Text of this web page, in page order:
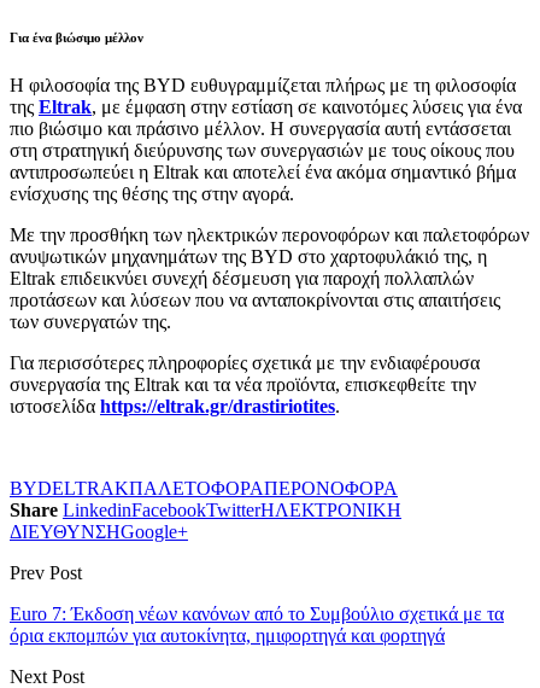
Για ένα βιώσιμο μέλλον
Η φιλοσοφία της BYD ευθυγραμμίζεται πλήρως με τη φιλοσοφία
της Eltrak, με έμφαση στην εστίαση σε καινοτόμες λύσεις για ένα
πιο βιώσιμο και πράσινο μέλλον. Η συνεργασία αυτή εντάσσεται
στη στρατηγική διεύρυνσης των συνεργασιών με τους οίκους που
αντιπροσωπεύει η Eltrak και αποτελεί ένα ακόμα σημαντικό βήμα
ενίσχυσης της θέσης της στην αγορά.
Με την προσθήκη των ηλεκτρικών περονοφόρων και παλετοφόρων
ανυψωτικών μηχανημάτων της BYD στο χαρτοφυλάκιό της, η
Eltrak επιδεικνύει συνεχή δέσμευση για παροχή πολλαπλών
προτάσεων και λύσεων που να ανταποκρίνονται στις απαιτήσεις
των συνεργατών της.
Για περισσότερες πληροφορίες σχετικά με την ενδιαφέρουσα
συνεργασία της Eltrak και τα νέα προϊόντα, επισκεφθείτε την
ιστοσελίδα https://eltrak.gr/drastiriotites.
BYDELTRAKΠΑΛΕΤΟΦΟΡΑΠΕΡΟΝΟΦΟΡΑ
Share LinkedinFacebookTwitterΗΛΕΚΤΡΟΝΙΚΗ
ΔΙΕΥΘΥΝΣΗGoogle+
Prev Post
Euro 7: Έκδοση νέων κανόνων από το Συμβούλιο σχετικά με τα
όρια εκπομπών για αυτοκίνητα, ημιφορτηγά και φορτηγά
Next Post